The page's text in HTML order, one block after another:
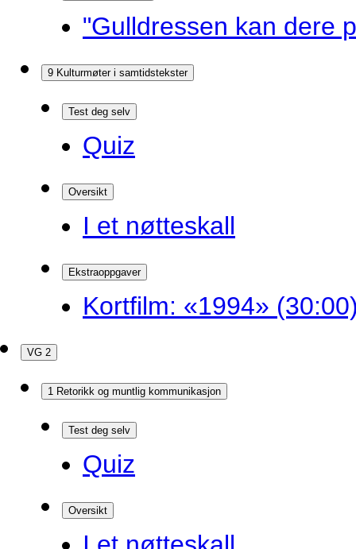
"Gulldressen kan dere
9 Kulturmøter i samtidstekster
Test deg selv
Quiz
Oversikt
I et nøtteskall
Ekstraoppgaver
Kortfilm: «1994»
VG 2
1 Retorikk og muntlig kommunikasjon
Test deg selv
Quiz
Oversikt